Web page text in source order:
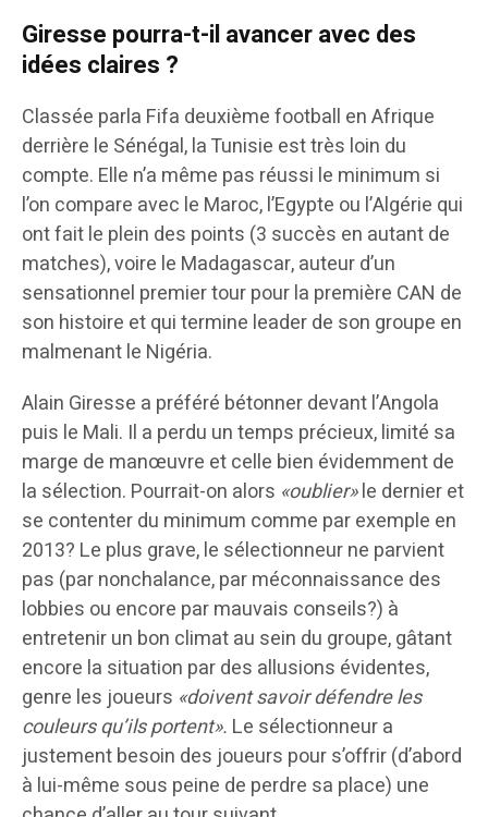
Giresse pourra-t-il avancer avec des
idées claires ?
Classée parla Fifa deuxième football en Afrique
derrière le Sénégal, la Tunisie est très loin du
compte. Elle n’a même pas réussi le minimum si
l’on compare avec le Maroc, l’Egypte ou l’Algérie qui
ont fait le plein des points (3 succès en autant de
matches), voire le Madagascar, auteur d’un
sensationnel premier tour pour la première CAN de
son histoire et qui termine leader de son groupe en
malmenant le Nigéria.
Alain Giresse a préféré bétonner devant l’Angola
puis le Mali. Il a perdu un temps précieux, limité sa
marge de manœuvre et celle bien évidemment de
la sélection. Pourrait-on alors «oublier»le dernier et
se contenter du minimum comme par exemple en
2013? Le plus grave, le sélectionneur ne parvient
pas (par nonchalance, par méconnaissance des
lobbies ou encore par mauvais conseils?) à
entretenir un bon climat au sein du groupe, gâtant
encore la situation par des allusions évidentes,
genre les joueurs «doivent savoir défendre les
couleurs qu’ils portent». Le sélectionneur a
justement besoin des joueurs pour s’offrir (d’abord
à lui-même sous peine de perdre sa place) une